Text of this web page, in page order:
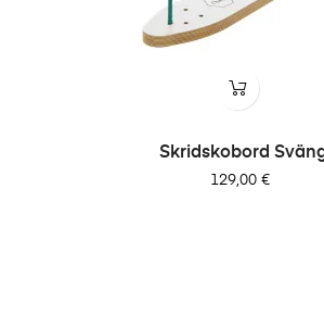
Skridskobord
Pris
129,00 €